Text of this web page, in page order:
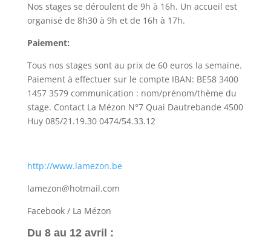
Nos stages se déroulent de 9h à 16h. Un accueil est
organisé de 8h30 à 9h et de 16h à 17h.
Paiement:
Tous nos stages sont au prix de 60 euros la semaine.
Paiement à effectuer sur le compte IBAN: BE58 3400
1457 3579 communication : nom/prénom/thème du
stage. Contact La Mézon N°7 Quai Dautrebande 4500
Huy 085/21.19.30 0474/54.33.12
http://www.lamezon.be
lamezon@hotmail.com
Facebook / La Mézon
Du 8 au 12 avril :